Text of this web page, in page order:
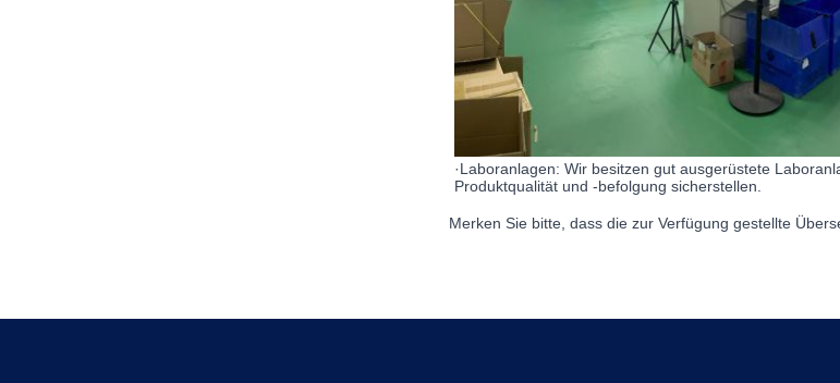
·Laboranlagen: Wir besitzen gut ausgerüstete
Produktqualität und -befolgung sicherstellen.
Merken Sie bitte, dass die zur Verfügung gestellte